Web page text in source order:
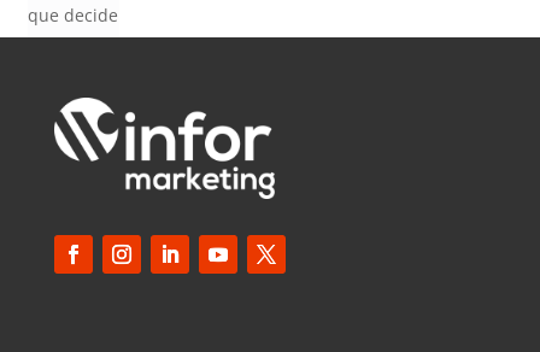
que decide
ventas en
SEO local
para
pymes en
aparecer
en Google